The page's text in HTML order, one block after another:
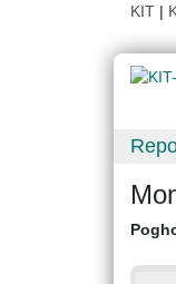
KIT |